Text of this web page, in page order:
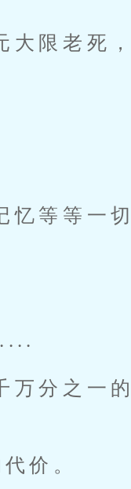
大限老死
等等一切
万分之一
价。